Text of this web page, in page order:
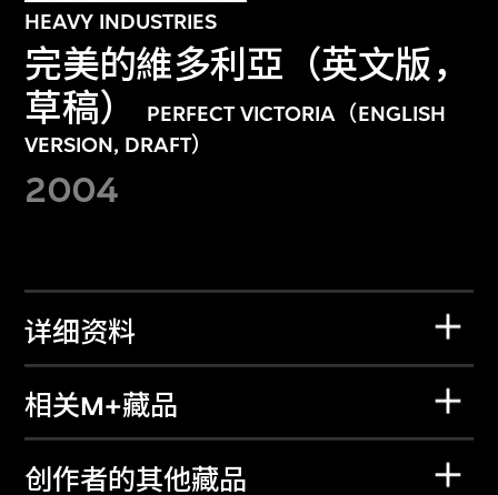
HEAVY INDUSTRIES
完美的維多利亞（英文版，
草稿）
PERFECT VICTORIA（ENGLISH
VERSION, DRAFT）
2004
详细资料
相关M+藏品
创作者的其他藏品